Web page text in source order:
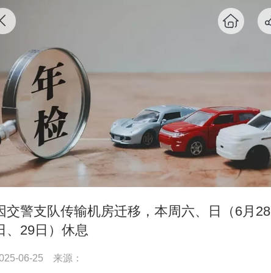
交警支队传输机房迁移，本周六、日（6月28
、29日）休息
06-25 来源：